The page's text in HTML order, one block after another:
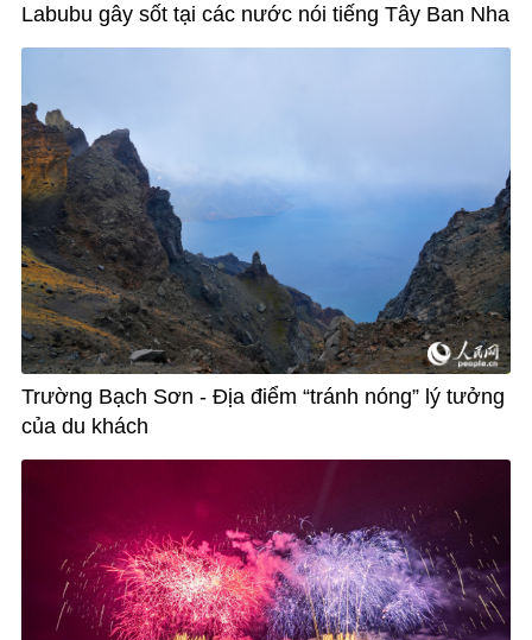
Labubu gây sốt tại các nước nói tiếng Tây Ban Nha
Trường Bạch Sơn - Địa điểm “tránh nóng” lý tưởng
của du khách